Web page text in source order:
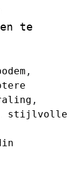
te
,
,
stijlvolle